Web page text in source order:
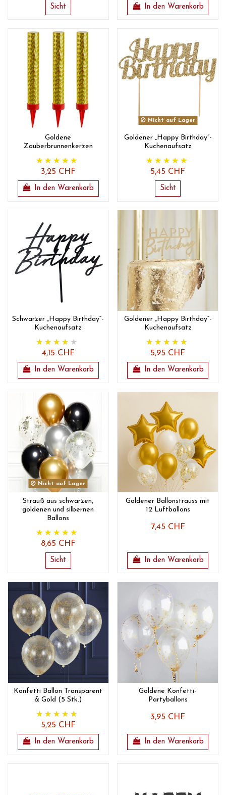
Sicht In den Warenkorb
Goldene
Zauberbrunnenkerzen
3,25 CHF
In den Warenkorb
Nicht auf Lager
Goldener „Happy Birthday“-
Kuchenaufsatz
5,45 CHF
Sicht
Schwarzer „Happy Birthday“-
Kuchenaufsatz
4,15 CHF
In den Warenkorb
Goldener „Happy Birthday“-
Kuchenaufsatz
5,95 CHF
In den Warenkorb
Nicht auf Lager
Strauß aus schwarzen,
goldenen und silbernen
Ballons
8,65 CHF
Sicht
Goldener Ballonstrauss mit
12 Luftballons
7,45 CHF
In den Warenkorb
Konfetti Ballon Transparent
& Gold (5 Stk.)
5,25 CHF
In den Warenkorb
Goldene Konfetti-
Partyballons
3,95 CHF
In den Warenkorb